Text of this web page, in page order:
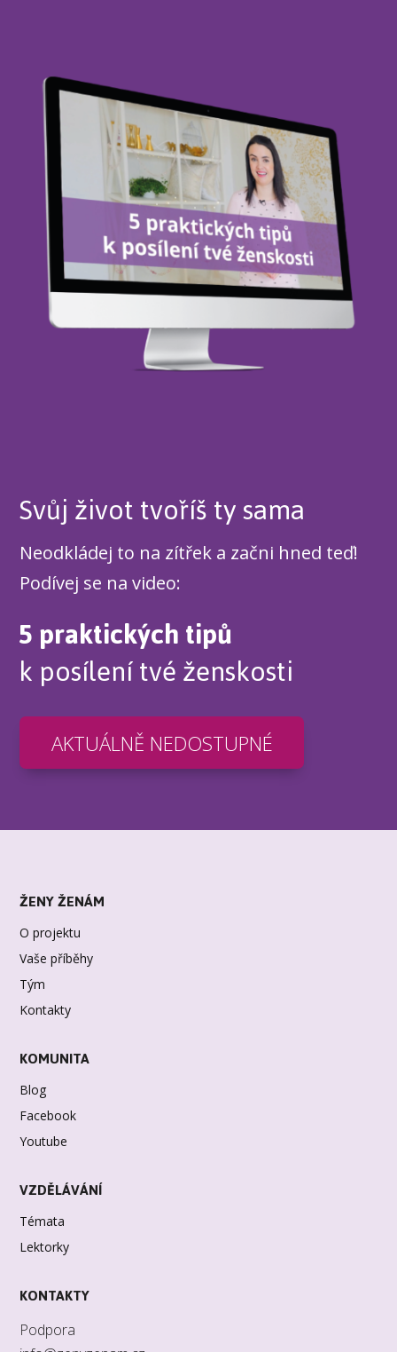
Svůj život tvoříš ty sama
Neodkládej to na zítřek a začni hned teď!
Podívej se na video:
5 praktických tipů
k posílení tvé ženskosti
AKTUÁLNĚ NEDOSTUPNÉ
ŽENY ŽENÁM
O projektu
Vaše příběhy
Tým
Kontakty
KOMUNITA
Blog
Facebook
Youtube
VZDĚLÁVÁNÍ
Témata
Lektorky
KONTAKTY
Podpora